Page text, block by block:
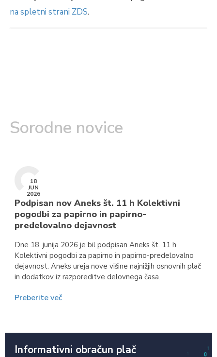
na spletni strani ZDS.
Sorodne novice
18
JUN
2026
Podpisan nov Aneks št. 11 h Kolektivni
pogodbi za papirno in papirno-
predelovalno dejavnost
Dne 18. junija 2026 je bil podpisan Aneks št. 11 h
Kolektivni pogodbi za papirno in papirno-predelovalno
dejavnost. Aneks ureja nove višine najnižjih osnovnih plač
in dodatkov iz razporeditve delovnega časa.
Preberite več
Informativni obračun plač